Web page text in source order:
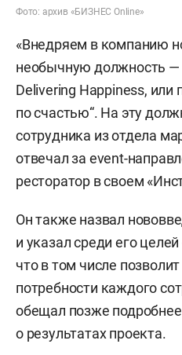
Фото: архив «БИЗНЕС Online»
«Внедряем в компанию
необычную должность —
Delivering Happiness, или
по счастью“. На эту
сотрудника из отдела
отвечал за event-
ресторатор в своем
Он также назвал
и указал среди его
что в том числе
потребности каждого
обещал позже подробнее
о результатах проекта.